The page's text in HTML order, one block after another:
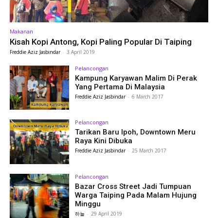
Makanan
Kisah Kopi Antong, Kopi Paling Popular Di Taiping
Freddie Aziz Jasbindar - 3 April 2019
Pelancongan
Kampung Karyawan Malim Di Perak
Yang Pertama Di Malaysia
Freddie Aziz Jasbindar - 6 March 2017
Pelancongan
Tarikan Baru Ipoh, Downtown Meru
Raya Kini Dibuka
Freddie Aziz Jasbindar - 25 March 2017
Pelancongan
Bazar Cross Street Jadi Tumpuan
Warga Taiping Pada Malam Hujung
Minggu
하늘 - 29 April 2019